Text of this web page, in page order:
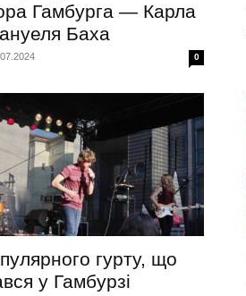
Гамбурга — Карла
Баха
0
гурту, що
у Гамбурзі